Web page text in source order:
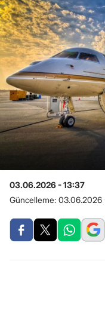
03.06.2026 - 13:37
Güncelleme: 03.06.2026